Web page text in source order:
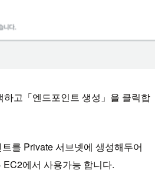
고「엔드포인트 생성」을 클릭합
를 Private 서브넷에 생성해두어
에서 사용가능 합니다.